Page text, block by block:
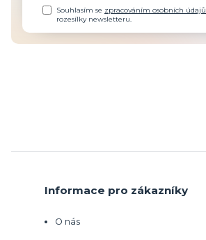
Souhlasím se zpracováním osobních údajů
rozesílky newsletteru.
Informace pro zákazníky
O nás